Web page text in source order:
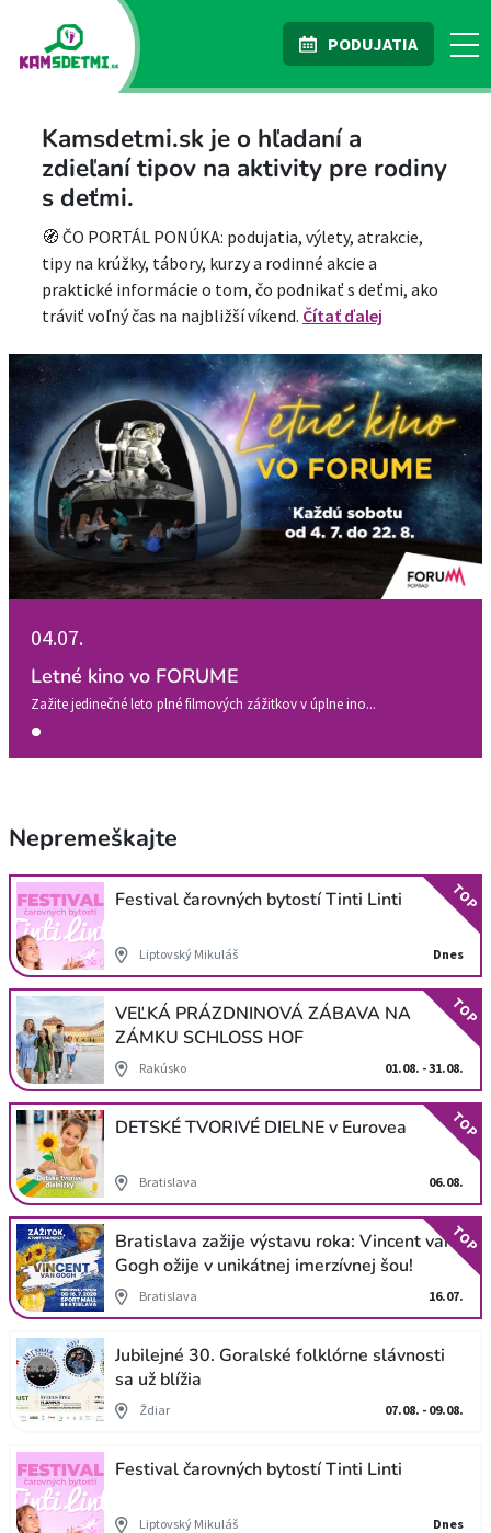
PODUJATIA
Kamsdetmi.sk je o hľadaní a
zdieľaní tipov na aktivity pre rodiny
s deťmi.
🧭 ČO PORTÁL PONÚKA: podujatia, výlety, atrakcie,
tipy na krúžky, tábory, kurzy a rodinné akcie a
praktické informácie o tom, čo podnikať s deťmi, ako
tráviť voľný čas na najbližší víkend. Čítať ďalej
04.07.
Letné kino vo FORUME
Zažite jedinečné leto plné filmových zážitkov v úplne ino...
Nepremeškajte
Festival čarovných bytostí Tinti Linti
Liptovský Mikuláš Dnes
TOP
VEĽKÁ PRÁZDNINOVÁ ZÁBAVA NA
ZÁMKU SCHLOSS HOF
Rakúsko 01.08. - 31.08.
TOP
DETSKÉ TVORIVÉ DIELNE v Eurovea
Bratislava 06.08.
TOP
Bratislava zažije výstavu roka: Vincent van
Gogh ožije v unikátnej imerzívnej šou!
Bratislava 16.07.
TOP
Jubilejné 30. Goralské folklórne slávnosti
sa už blížia
Ždiar 07.08. - 09.08.
Festival čarovných bytostí Tinti Linti
Liptovský Mikuláš Dnes